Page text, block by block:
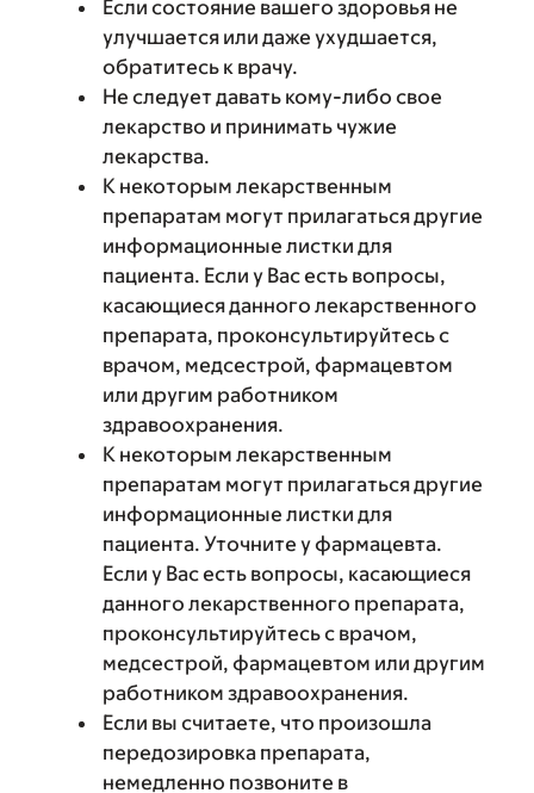
Если состояние вашего здоровья не
улучшается или даже ухудшается,
обратитесь к врачу.
Не следует давать кому-либо свое
лекарство и принимать чужие
лекарства.
К некоторым лекарственным
препаратам могут прилагаться другие
информационные листки для
пациента. Если у Вас есть вопросы,
касающиеся данного лекарственного
препарата, проконсультируйтесь с
врачом, медсестрой, фармацевтом
или другим работником
здравоохранения.
К некоторым лекарственным
препаратам могут прилагаться другие
информационные листки для
пациента. Уточните у фармацевта.
Если у Вас есть вопросы, касающиеся
данного лекарственного препарата,
проконсультируйтесь с врачом,
медсестрой, фармацевтом или другим
работником здравоохранения.
Если вы считаете, что произошла
передозировка препарата,
немедленно позвоните в